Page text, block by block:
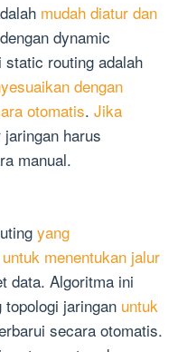
mudah diatur dan
dynamic
static routing adalah
dengan
otomatis. Jika
harus
manual.
yang
menentukan jalur
data. Algoritma ini
topologi jaringan untuk
secara otomatis.